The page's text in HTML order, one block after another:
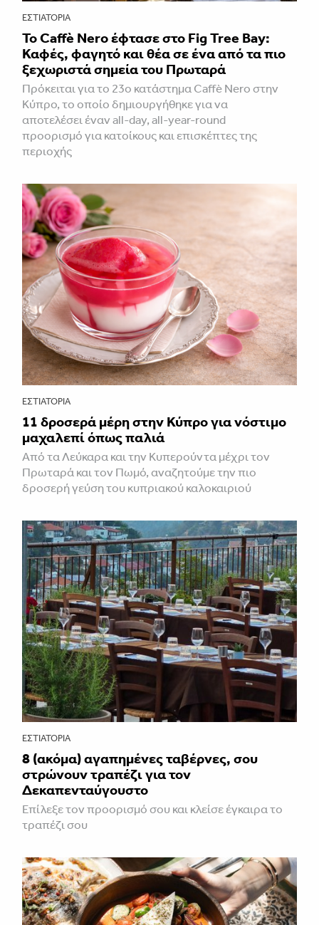
ΕΣΤΙΑΤΌΡΙΑ
Το Caffè Nero έφτασε στο Fig Tree Bay:
Καφές, φαγητό και θέα σε ένα από τα πιο
ξεχωριστά σημεία του Πρωταρά
Πρόκειται για το 23ο κατάστημα Caffè Nero στην
Κύπρο, το οποίο δημιουργήθηκε για να
αποτελέσει έναν all-day, all-year-round
προορισμό για κατοίκους και επισκέπτες της
περιοχής
ΕΣΤΙΑΤΌΡΙΑ
11 δροσερά μέρη στην Κύπρο για νόστιμο
μαχαλεπί όπως παλιά
Από τα Λεύκαρα και την Κυπερούντα μέχρι τον
Πρωταρά και τον Πωμό, αναζητούμε την πιο
δροσερή γεύση του κυπριακού καλοκαιριού
ΕΣΤΙΑΤΌΡΙΑ
8 (ακόμα) αγαπημένες ταβέρνες, σου
στρώνουν τραπέζι για τον
Δεκαπενταύγουστο
Επίλεξε τον προορισμό σου και κλείσε έγκαιρα το
τραπέζι σου